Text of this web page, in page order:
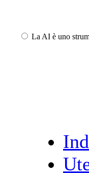
La AI è uno